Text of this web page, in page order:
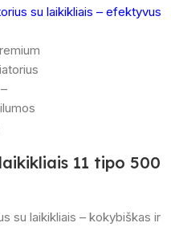
11 tipo 500
su laikikliais – kokybiškas ir